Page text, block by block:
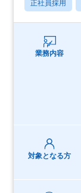
正社員採用
業務内容
対象となる方